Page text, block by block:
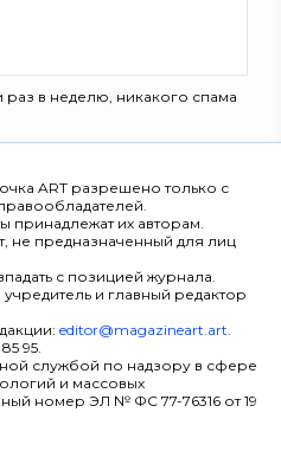
в неделю, никакого спама
ART разрешено только с
принадлежат их авторам.
не предназначенный для лиц
с позицией журнала.
учредитель и главный редактор
editor@magazineart.art.
95.
службой по надзору в сфере
и массовых
номер ЭЛ № ФС 77-76316 от 19